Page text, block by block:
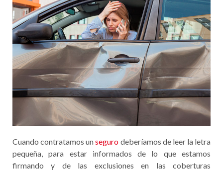
Cuando contratamos unseguro deberíamos de leer la letra
pequeña, para estar informados de lo que estamos
firmando y de las exclusiones en las coberturas